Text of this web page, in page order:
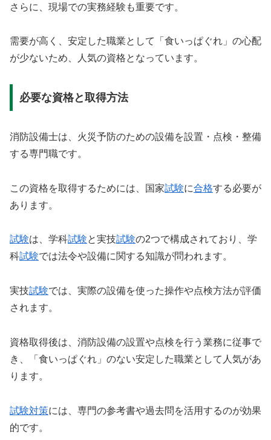
さらに、現場での実務経験も重要です。
需要が高く、安定した職業として「食いっぱぐれ」の心配
が少ないため、人気の資格となっています。
必要な資格と取得方法
消防設備士は、火災予防のための設備を設置・点検・整備
する専門職です。
この資格を取得するためには、国家試験に合格する必要が
あります。
試験は、学科試験と実技試験の2つで構成されており、学
科試験では法令や設備に関する知識が問われます。
実技試験では、実際の設備を使った操作や点検方法が評価
されます。
資格取得後は、消防設備の設置や点検を行う業務に従事で
き、「食いっぱぐれ」のない安定した職業として人気があ
ります。
試験対策には、専門の参考書や過去問を活用するのが効果
的です。